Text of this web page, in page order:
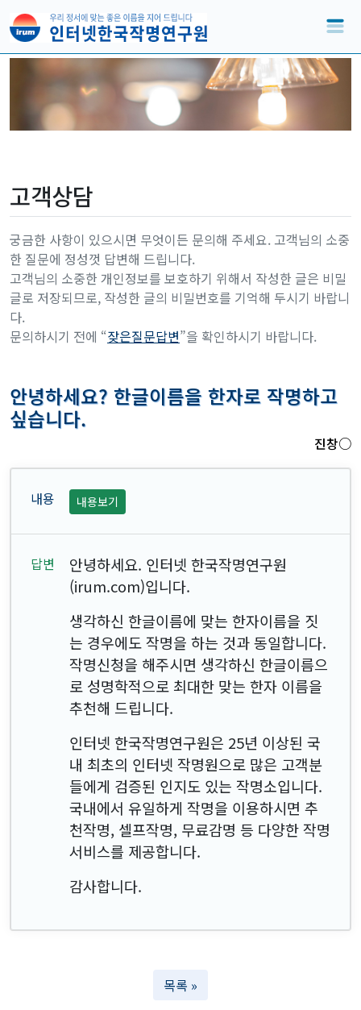
고객상담
궁금한 사항이 있으시면 무엇이든 문의해 주세요. 고객님의 소중
한 질문에 정성껏 답변해 드립니다.
고객님의 소중한 개인정보를 보호하기 위해서 작성한 글은 비밀
글로 저장되므로, 작성한 글의 비밀번호를 기억해 두시기 바랍니
다.
문의하시기 전에 “잦은질문답변”을 확인하시기 바랍니다.
안녕하세요? 한글이름을 한자로 작명하고
싶습니다.
진창○
내용보기
안녕하세요. 인터넷 한국작명연구원
(irum.com)입니다.
생각하신 한글이름에 맞는 한자이름을 짓
는 경우에도 작명을 하는 것과 동일합니다.
작명신청을 해주시면 생각하신 한글이름으
로 성명학적으로 최대한 맞는 한자 이름을
추천해 드립니다.
인터넷 한국작명연구원은 25년 이상된 국
내 최초의 인터넷 작명원으로 많은 고객분
들에게 검증된 인지도 있는 작명소입니다.
국내에서 유일하게 작명을 이용하시면 추
천작명, 셀프작명, 무료감명 등 다양한 작명
서비스를 제공합니다.
감사합니다.
목록 »